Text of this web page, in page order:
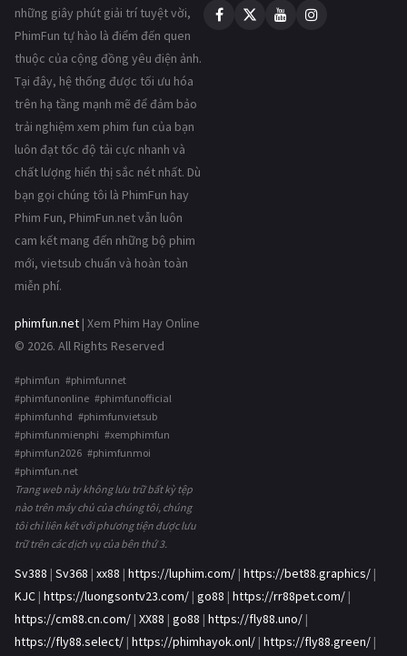
những giây phút giải trí tuyệt vời,
PhimFun tự hào là điểm đến quen
thuộc của cộng đồng yêu điện ảnh.
Tại đây, hệ thống được tối ưu hóa
trên hạ tầng mạnh mẽ để đảm bảo
trải nghiệm xem phim fun của bạn
luôn đạt tốc độ tải cực nhanh và
chất lượng hiển thị sắc nét nhất. Dù
bạn gọi chúng tôi là PhimFun hay
Phim Fun, PhimFun.net vẫn luôn
cam kết mang đến những bộ phim
mới, vietsub chuẩn và hoàn toàn
miễn phí.
phimfun.net | Xem Phim Hay Online
© 2026. All Rights Reserved
#phimfun #phimfunnet
#phimfunonline #phimfunofficial
#phimfunhd #phimfunvietsub
#phimfunmienphi #xemphimfun
#phimfun2026 #phimfunmoi
#phimfun.net
Trang web này không lưu trữ bất kỳ tệp
nào trên máy chủ của chúng tôi, chúng
tôi chỉ liên kết với phương tiện được lưu
trữ trên các dịch vụ của bên thứ 3.
Sv388 | Sv368 | xx88 | https://luphim.com/ | https://bet88.graphics/ |
KJC | https://luongsontv23.com/ | go88 | https://rr88pet.com/ |
https://cm88.cn.com/ | XX88 | go88 | https://fly88.uno/ |
https://fly88.select/ | https://phimhayok.onl/ | https://fly88.green/ |